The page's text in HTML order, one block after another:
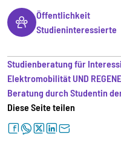
Öffentlichkeit
Studieninteressierte
Studienberatung für
Elektromobilität UND
Beratung durch Studentin
Diese Seite teilen
facebookwhatsapptwitterlinkedinletter